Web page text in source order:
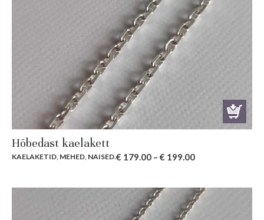
Hõbedast kaelakett
KAELAKETID, MEHED, NAISED.€ 179.00 – € 199.00